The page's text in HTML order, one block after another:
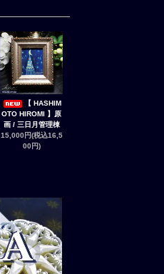
【 HASHIM
OTO HIROMI 】原
画 / 三日月管理棟
15,000円(税込16,5
00円)